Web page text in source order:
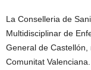
La Conselleria de
Multidisciplinar de
General de
Comunitat